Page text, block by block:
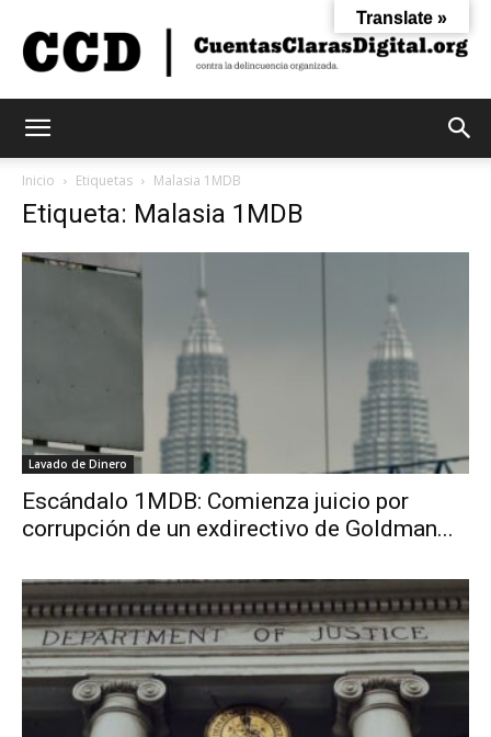
Inicio Etiquetas Malasia 1MDB
Etiqueta: Malasia 1MDB
Lavado de Dinero
Escándalo 1MDB: Comienza juicio por
corrupción de un exdirectivo de Goldman...
Translate »